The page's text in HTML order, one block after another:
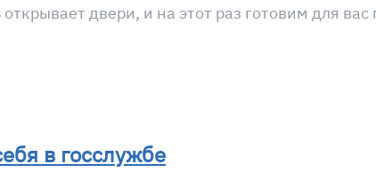
двери, и на этот раз готовим для
в госслужбе